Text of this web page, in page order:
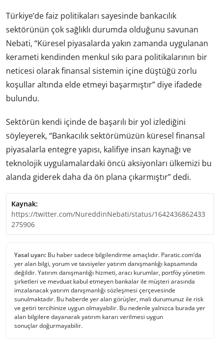
Türkiye’de faiz politikaları sayesinde bankacılık
sektörünün çok sağlıklı durumda olduğunu savunan
Nebati, “Küresel piyasalarda yakın zamanda uygulanan
kerameti kendinden menkul sıkı para politikalarının bir
neticesi olarak finansal sistemin içine düştüğü zorlu
koşullar altında elde etmeyi başarmıştır” diye ifadede
bulundu.
Sektörün kendi içinde de başarılı bir yol izlediğini
söyleyerek, “Bankacılık sektörümüzün küresel finansal
piyasalarla entegre yapısı, kalifiye insan kaynağı ve
teknolojik uygulamalardaki öncü aksiyonları ülkemizi bu
alanda giderek daha da ön plana çıkarmıştır” dedi.
Kaynak:
https://twitter.com/NureddinNebati/status/1642436862433
275906
Yasal uyarı: Bu haber sadece bilgilendirme amaçlıdır. Paratic.com’da
yer alan bilgi, yorum ve tavsiyeler yatırım danışmanlığı kapsamında
değildir. Yatırım danışmanlığı hizmeti, aracı kurumlar, portföy yönetim
şirketleri ve mevduat kabul etmeyen bankalar ile müşteri arasında
imzalanacak yatırım danışmanlığı sözleşmesi çerçevesinde
sunulmaktadır. Bu haberde yer alan görüşler, mali durumunuz ile risk
ve getiri tercihinize uygun olmayabilir. Bu nedenle yalnızca burada yer
alan bilgilere dayanarak yatırım kararı verilmesi uygun
sonuçlar doğurmayabilir.